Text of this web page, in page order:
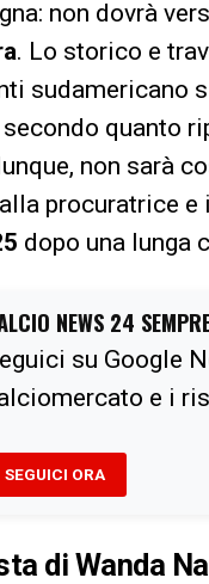
non dovrà
. Lo storico e
sudamericano
quanto
non sarà
procuratrice e
dopo una lunga
NEWS 24
su Google
e i
SEGUICI ORA
di Wanda